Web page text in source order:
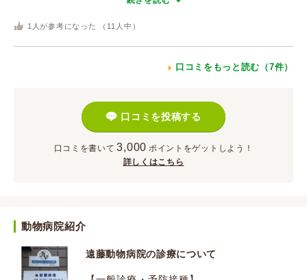
1 人が参考になった （ 11 人中）
口コミをもっと読む（7件）
口コミを投稿する
口コミを書いて 3,000 ポイント をゲットしよう！
詳しくはこちら
動物病院紹介
遠藤動物病院の診療について